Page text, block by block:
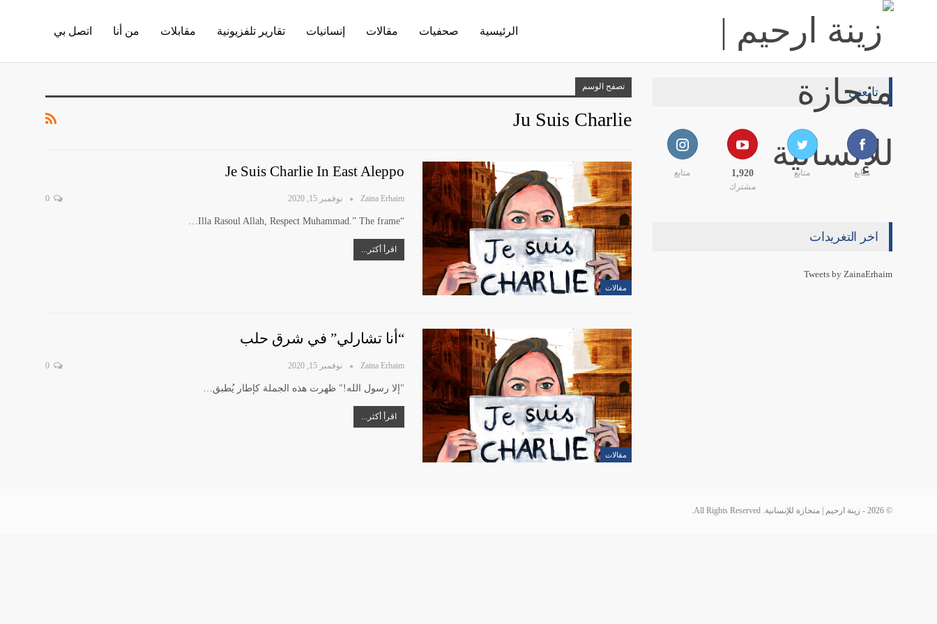
الرئيسية صحفيات مقالات إنسانيات تقارير تلفزيونية مقابلات من أنا اتصل بي
تصفح الوسم
Ju Suis Charlie
مقالات
Je Suis Charlie In East Aleppo
Zaina Erhaim نوفمبر 15, 2020 0
“Illa Rasoul Allah, Respect Muhammad.” The frame…
اقرأ أكثر...
مقالات
“أنا تشارلي” في شرق حلب
Zaina Erhaim نوفمبر 15, 2020 0
"إلا رسول الله!" ظهرت هذه الجملة كإطار يُطبق…
اقرأ أكثر...
تابعني
متابع متابع 1,920
مشترك
متابع
اخر التغريدات
Tweets by ZainaErhaim
© 2026 - زينة ارحيم | منحازة للإنسانية. All Rights Reserved.